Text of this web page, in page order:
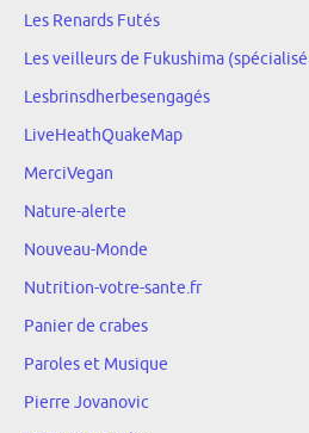
Les Renards Futés
Les veilleurs de Fukushima
Lesbrinsdherbesengagés
LiveHeathQuakeMap
MerciVegan
Nature-alerte
Nouveau-Monde
Nutrition-votre-sante.fr
Panier de crabes
Paroles et Musique
Pierre Jovanovic